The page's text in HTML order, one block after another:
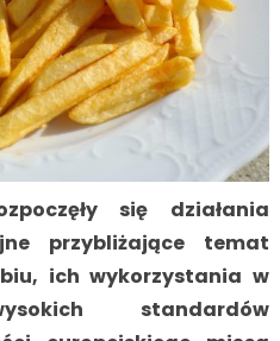
się działania
przybliżające temat
ich wykorzystania w
standardów